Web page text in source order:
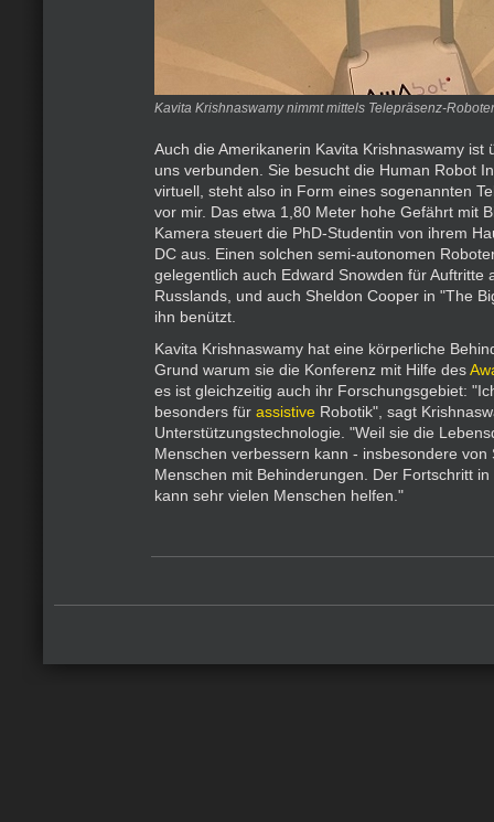
Kavita Krishnaswamy nimmt mittels Telepräsenz-
Auch die Amerikanerin Kavita Krishnaswamy ist
uns verbunden. Sie besucht die Human Robot
virtuell, steht also in Form eines sogenannten
vor mir. Das etwa 1,80 Meter hohe Gefährt mit
Kamera steuert die PhD-Studentin von ihrem
DC aus. Einen solchen semi-autonomen
gelegentlich auch Edward Snowden für Auftritte
Russlands, und auch Sheldon Cooper in "The
ihn benützt.
Kavita Krishnaswamy hat eine körperliche
Grund warum sie die Konferenz mit Hilfe des
es ist gleichzeitig auch ihr Forschungsgebiet:
besonders für assistive Robotik", sagt
Unterstützungstechnologie. "Weil sie die
Menschen verbessern kann - insbesondere von
Menschen mit Behinderungen. Der Fortschritt
kann sehr vielen Menschen helfen."